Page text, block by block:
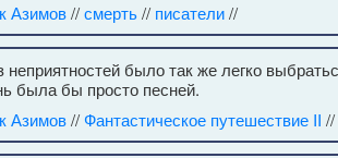
Азимов//смерть// писатели//
было так же легко
была бы просто песней.
Азимов//Фантастическое путешествие II //